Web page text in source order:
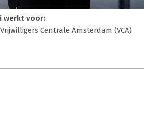
werkt voor:
Centrale Amsterdam (VCA)